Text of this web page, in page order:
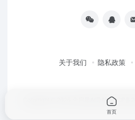
关于我们 隐私政策
全启星AI导航鲁ICP备
首页